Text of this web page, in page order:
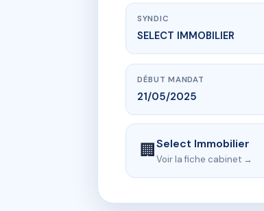
SYNDIC
SELECT IMMOBILIER
DÉBUT MANDAT
21/05/2025
🏢Select Immobilier
Voir la fiche cabinet →